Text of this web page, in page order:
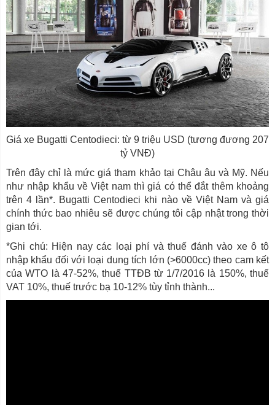
Giá xe Bugatti Centodieci: từ 9 triệu USD (tương đương 207
tỷ VNĐ)
Trên đây chỉ là mức giá tham khảo tại Châu âu và Mỹ. Nếu
như nhập khẩu về Việt nam thì giá có thể đắt thêm khoảng
trên 4 lần*. Bugatti Centodieci khi nào về Việt Nam và giá
chính thức bao nhiêu sẽ được chúng tôi cập nhật trong thời
gian tới.
*Ghi chú: Hiện nay các loại phí và thuế đánh vào xe ô tô
nhập khẩu đối với loại dung tích lớn (>6000cc) theo cam kết
của WTO là 47-52%, thuế TTĐB từ 1/7/2016 là 150%, thuế
VAT 10%, thuế trước bạ 10-12% tùy tỉnh thành...